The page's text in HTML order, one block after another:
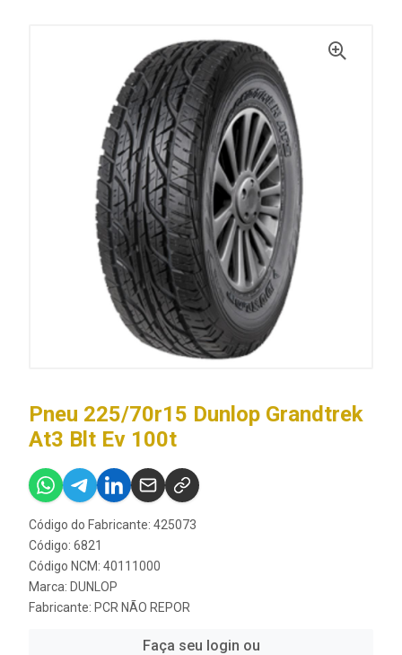
Pneu 225/70r15 Dunlop Grandtrek
At3 Blt Ev 100t
Código do Fabricante: 425073
Código: 6821
Código NCM: 40111000
Marca: DUNLOP
Fabricante: PCR NÃO REPOR
Faça seu login ou